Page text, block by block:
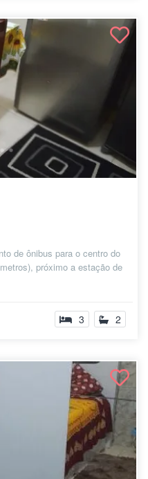
de ônibus para o centro do
próximo a estação de
3 2